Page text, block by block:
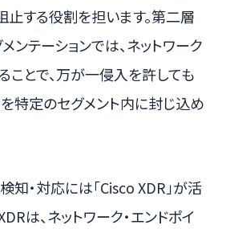
止する役割を担います。第二層
ンテーションでは、ネットワーク
ことで、万が一侵入を許しても
特定のセグメント内に封じ込め
・対応には「Cisco XDR」が活
は、ネットワーク・エンドポイ